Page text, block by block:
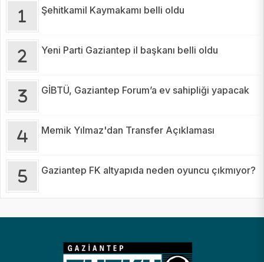
Şehitkamil Kaymakamı belli oldu
Yeni Parti Gaziantep il başkanı belli oldu
GİBTÜ, Gaziantep Forum’a ev sahipliği yapacak
Memik Yılmaz'dan Transfer Açıklaması
Gaziantep FK altyapıda neden oyuncu çıkmıyor?